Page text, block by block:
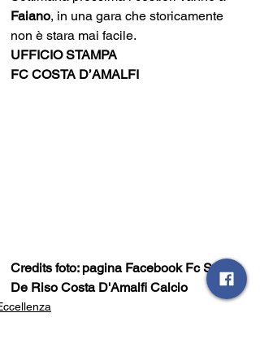
Faiano, in una gara che storicamente
non è stara mai facile.
UFFICIO STAMPA
FC COSTA D’AMALFI
Credits foto: pagina Facebook Fc Sal
De Riso Costa D'Amalfi Calcio